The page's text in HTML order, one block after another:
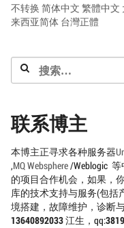
不转换 简体中文 繁體中文
来西亚简体 台灣正體
搜
索：
联系博主
本博主正寻求各种服务器
,MQWebsphere/Weblogic 等
的项目合作机会，如果，
库的技术支持与服务(包括
境搭建，故障维护，诊断
13640892033江生，qq: